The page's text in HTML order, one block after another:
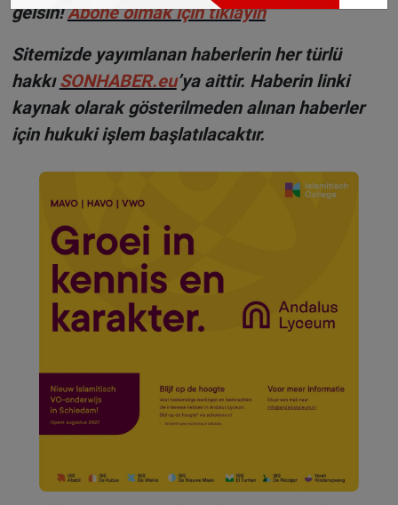
gelsin!Abone olmak için tıklayın
Sitemizde yayımlanan haberlerin her türlü
hakkıSONHABER.eu’ya aittir. Haberin linki
kaynak olarak gösterilmeden alınan haberler
için hukuki işlem başlatılacaktır.